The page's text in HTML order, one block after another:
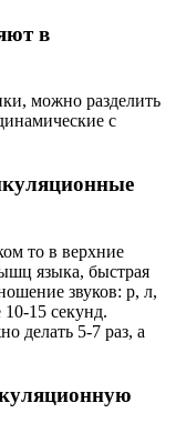
в
можно разделить
с
то в верхние
языка, быстрая
звуков: р, л,
15 секунд.
делать 5-7 раз, а